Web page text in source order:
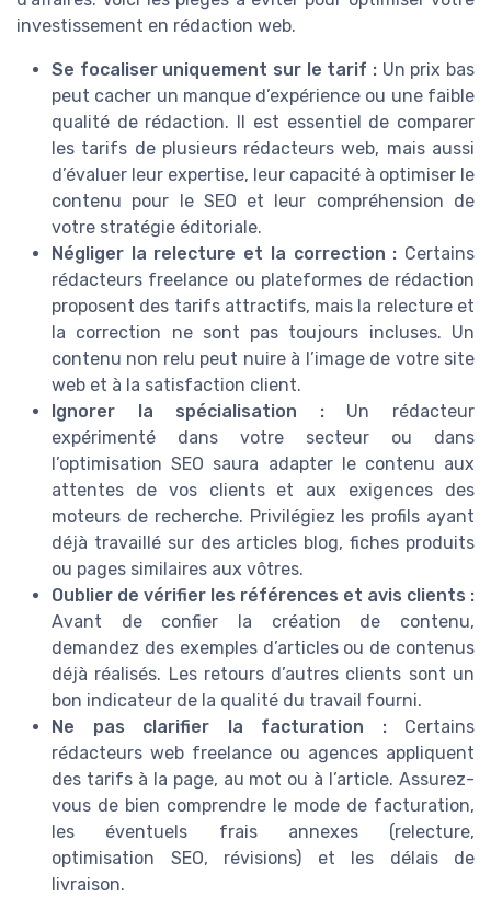
investissement en rédaction web.
Se focaliser uniquement sur le tarif : Un prix bas
peut cacher un manque d’expérience ou une faible
qualité de rédaction. Il est essentiel de comparer
les tarifs de plusieurs rédacteurs web, mais aussi
d’évaluer leur expertise, leur capacité à optimiser le
contenu pour le SEO et leur compréhension de
votre stratégie éditoriale.
Négliger la relecture et la correction : Certains
rédacteurs freelance ou plateformes de rédaction
proposent des tarifs attractifs, mais la relecture et
la correction ne sont pas toujours incluses. Un
contenu non relu peut nuire à l’image de votre site
web et à la satisfaction client.
Ignorer la spécialisation :Un rédacteur
expérimenté dans votre secteur ou dans
l’optimisation SEO saura adapter le contenu aux
attentes de vos clients et aux exigences des
moteurs de recherche. Privilégiez les profils ayant
déjà travaillé sur des articles blog, fiches produits
ou pages similaires aux vôtres.
Oublier de vérifier les références et avis clients :
Avant de confier la création de contenu,
demandez des exemples d’articles ou de contenus
déjà réalisés. Les retours d’autres clients sont un
bon indicateur de la qualité du travail fourni.
Ne pas clarifier la facturation :Certains
rédacteurs web freelance ou agences appliquent
des tarifs à la page, au mot ou à l’article. Assurez-
vous de bien comprendre le mode de facturation,
les éventuels frais annexes (relecture,
optimisation SEO, révisions) et les délais de
livraison.